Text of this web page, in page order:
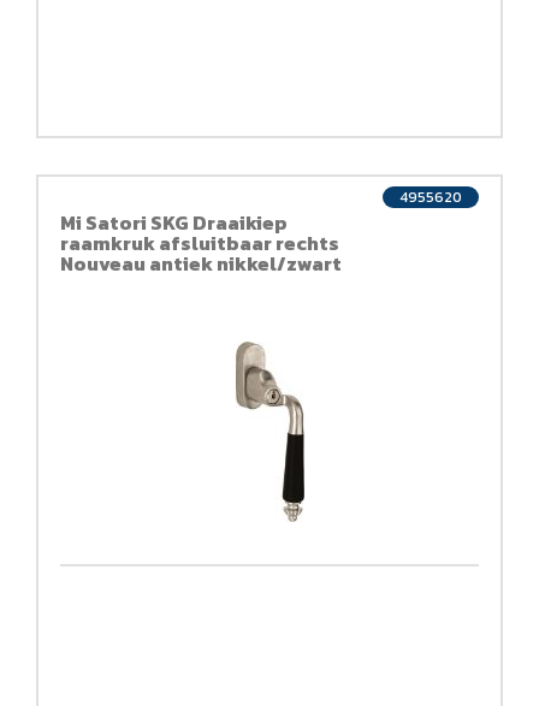
Mi Satori SKG Draaikiep
raamkruk afsluitbaar rechts
Nouveau antiek nikkel/zwart
4955620